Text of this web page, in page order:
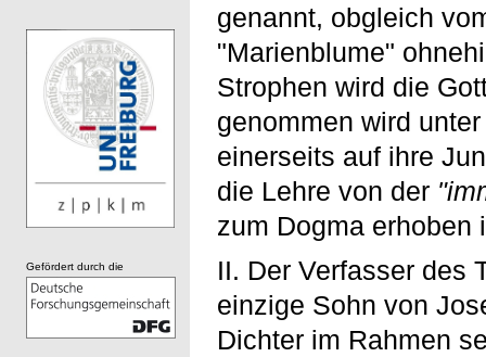
genannt, obgleich
"Marienblume"
Strophen wird die
genommen wird
einerseits auf ihre
die Lehre von der
zum Dogma erhoben
II. Der Verfasser des
einzige Sohn von
Dichter im Rahmen
Gefördert durch die